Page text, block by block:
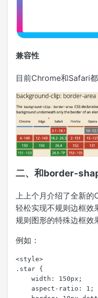
兼容性
目前Chrome和Safari
二、和border-
上上个月介绍了全新的
轻松实现不规则边框效
规则图形的特殊边框效
例如：
<style>
.star {